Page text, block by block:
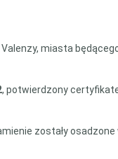
miasta
, potwierdzony
zostały